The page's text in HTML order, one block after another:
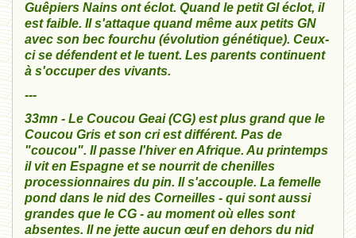
Guêpiers Nains ont éclot. Quand le petit GI éclot, il
est faible. Il s'attaque quand même aux petits GN
avec son bec fourchu (évolution génétique). Ceux-
ci se défendent et le tuent. Les parents continuent
à s'occuper des vivants.
---
33mn - Le Coucou Geai (CG) est plus grand que le
Coucou Gris et son cri est différent. Pas de
"coucou". Il passe l'hiver en Afrique. Au printemps
il vit en Espagne et se nourrit de chenilles
processionnaires du pin. Il s'accouple. La femelle
pond dans le nid des Corneilles - qui sont aussi
grandes que le CG - au moment où elles sont
absentes. Il ne jette aucun œuf en dehors du nid